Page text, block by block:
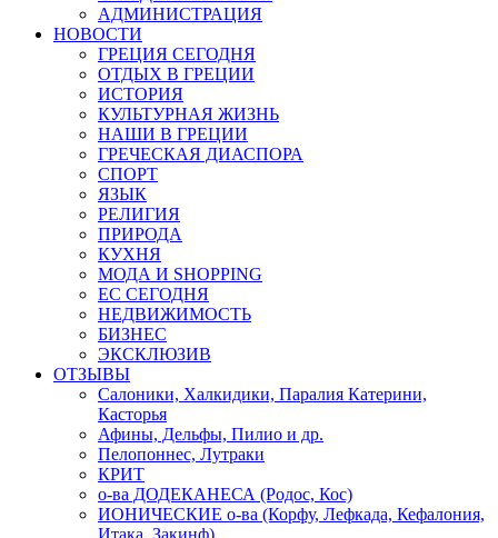
АДМИНИСТРАЦИЯ
НОВОСТИ
ГРЕЦИЯ СЕГОДНЯ
ОТДЫХ В ГРЕЦИИ
ИСТОРИЯ
КУЛЬТУРНАЯ ЖИЗНЬ
НАШИ В ГРЕЦИИ
ГРЕЧЕСКАЯ ДИАСПОРА
СПОРТ
ЯЗЫК
РЕЛИГИЯ
ПРИРОДА
КУХНЯ
МОДА И SHOPPING
ЕС СЕГОДНЯ
НЕДВИЖИМОСТЬ
БИЗНЕС
ЭКСКЛЮЗИВ
ОТЗЫВЫ
Салоники, Халкидики, Паралия Катерини,
Касторья
Афины, Дельфы, Пилио и др.
Пелопоннес, Лутраки
КРИТ
о-ва ДОДЕКАНЕСА (Родос, Кос)
ИОНИЧЕСКИЕ о-ва (Корфу, Лефкада, Кефалония,
Итака, Закинф)